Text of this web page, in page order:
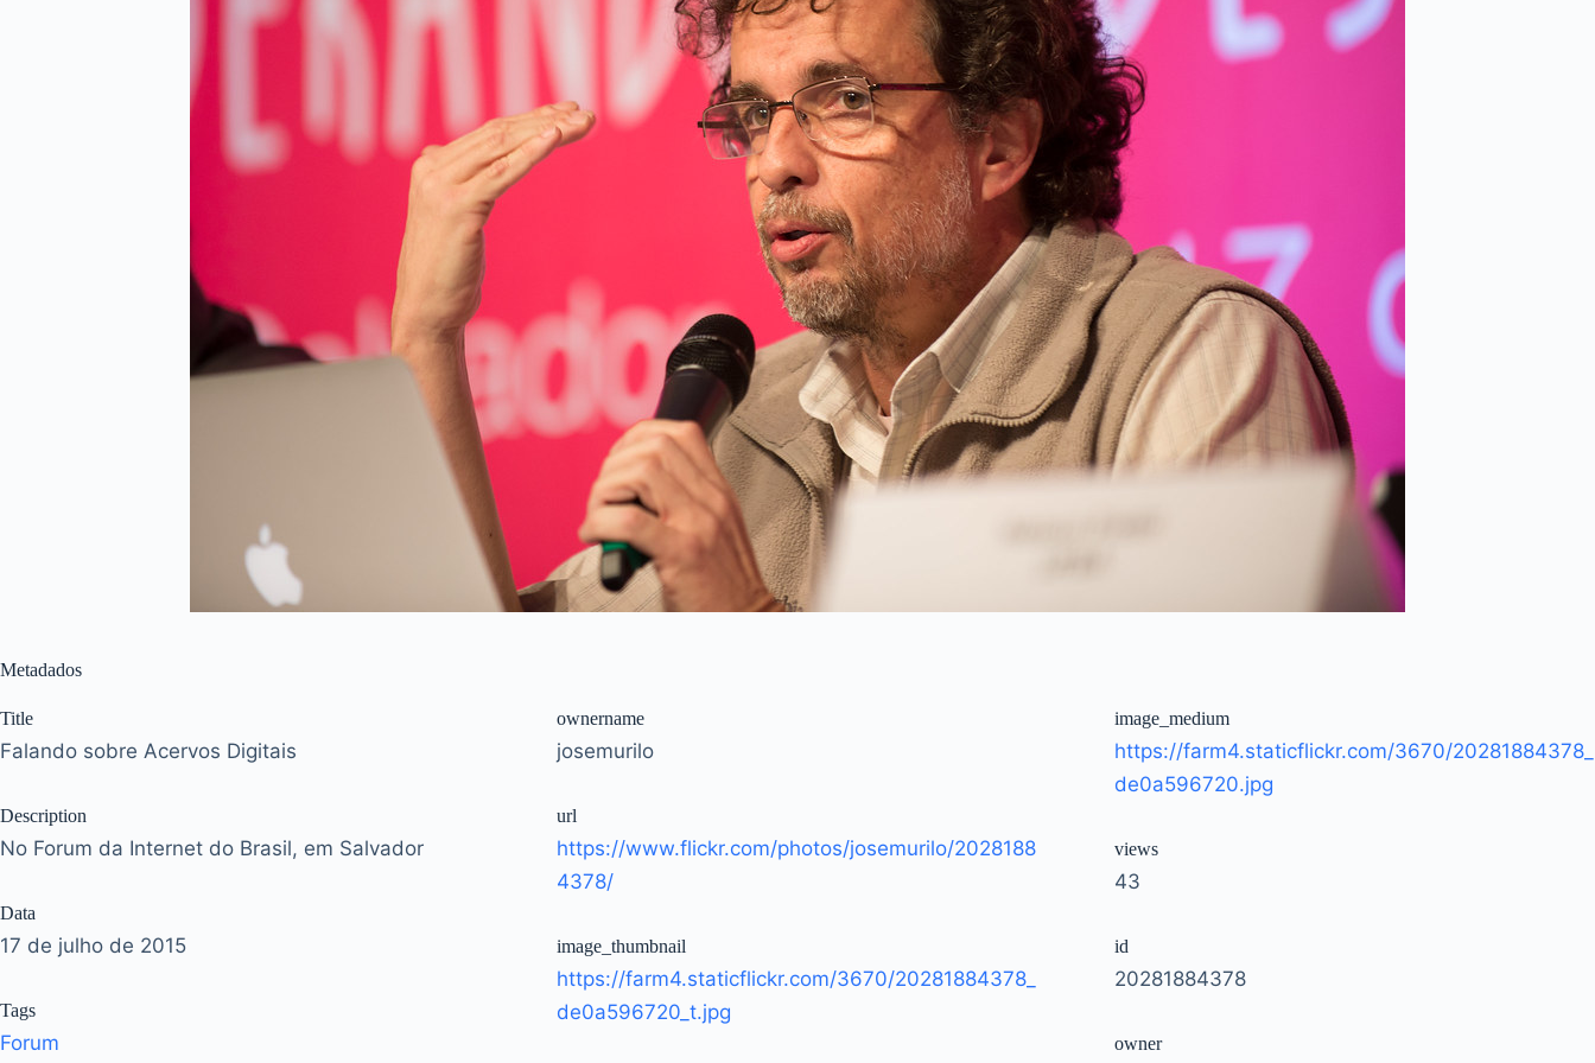
Metadados
Title
Falando sobre Acervos Digitais
Description
No Forum da Internet do Brasil, em Salvador
Data
17 de julho de 2015
Tags
Forum
ownername
josemurilo
url
https://www.flickr.com/photos/josemurilo/2028188
4378/
image_thumbnail
https://farm4.staticflickr.com/3670/20281884378_
de0a596720_t.jpg
image_medium
https://farm4.staticflickr.com/3670/20281884378_
de0a596720.jpg
views
43
id
20281884378
owner